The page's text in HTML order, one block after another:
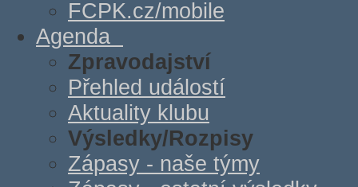
FCPK.cz/mobile
Agenda
Zpravodajství
Přehled událostí
Aktuality klubu
Výsledky/Rozpisy
Zápasy - naše týmy